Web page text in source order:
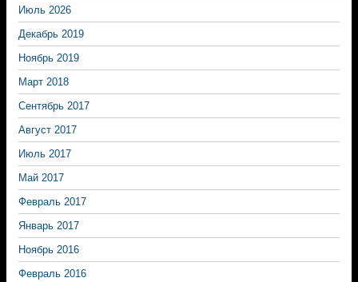
Июль 2026
Декабрь 2019
Ноябрь 2019
Март 2018
Сентябрь 2017
Август 2017
Июль 2017
Май 2017
Февраль 2017
Январь 2017
Ноябрь 2016
Февраль 2016